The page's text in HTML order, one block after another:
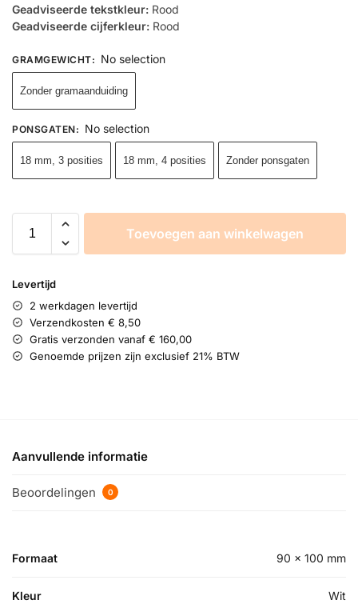
Geadviseerde tekstkleur: Rood
Geadviseerde cijferkleur: Rood
GRAMGEWICHT: No selection
Zonder gramaanduiding
PONSGATEN: No selection
18 mm, 3 posities 18 mm, 4 posities Zonder ponsgaten
Toevoegen aan winkelwagen
Levertijd
2 werkdagen levertijd
Verzendkosten € 8,50
Gratis verzonden vanaf € 160,00
Genoemde prijzen zijn exclusief 21% BTW
Aanvullende informatie
Beoordelingen 0
Formaat 90 x 100 mm
Kleur Wit